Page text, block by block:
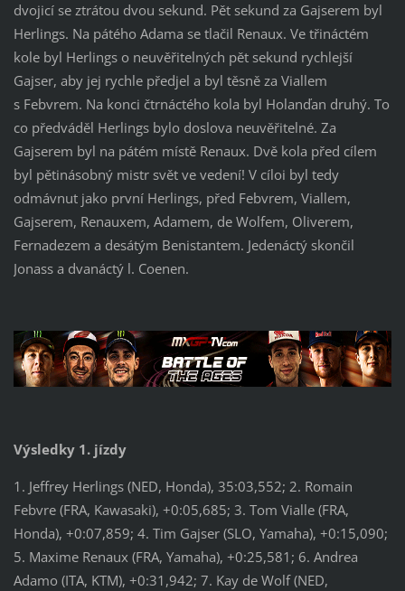
dvojicí se ztrátou dvou sekund. Pět sekund za Gajserem byl
Herlings. Na pátého Adama se tlačil Renaux. Ve třináctém
kole byl Herlings o neuvěřitelných pět sekund rychlejší
Gajser, aby jej rychle předjel a byl těsně za Viallem
s Febvrem. Na konci čtrnáctého kola byl Holanďan druhý. To
co předváděl Herlings bylo doslova neuvěřitelné. Za
Gajserem byl na pátém místě Renaux. Dvě kola před cílem
byl pětinásobný mistr svět ve vedení! V cíloi byl tedy
odmávnut jako první Herlings, před Febvrem, Viallem,
Gajserem, Renauxem, Adamem, de Wolfem, Oliverem,
Fernadezem a desátým Benistantem. Jedenáctý skončil
Jonass a dvanáctý l. Coenen.
Výsledky 1. jízdy
1. Jeffrey Herlings (NED, Honda), 35:03,552; 2. Romain
Febvre (FRA, Kawasaki), +0:05,685; 3. Tom Vialle (FRA,
Honda), +0:07,859; 4. Tim Gajser (SLO, Yamaha), +0:15,090;
5. Maxime Renaux (FRA, Yamaha), +0:25,581; 6. Andrea
Adamo (ITA, KTM), +0:31,942; 7. Kay de Wolf (NED,